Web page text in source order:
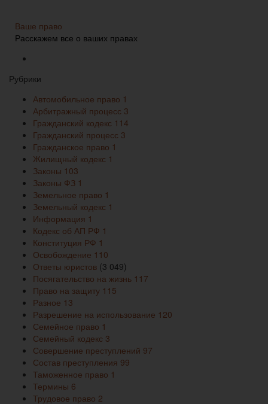
Ваше право
Расскажем все о ваших правах
Рубрики
Автомобильное право 1
Арбитражный процесс 3
Гражданский кодекс 114
Гражданский процесс 3
Гражданское право 1
Жилищный кодекс 1
Законы 103
Законы ФЗ 1
Земельное право 1
Земельный кодекс 1
Информация 1
Кодекс об АП РФ 1
Конституция РФ 1
Освобождение 110
Ответы юристов (3 049)
Посягательство на жизнь 117
Право на защиту 115
Разное 13
Разрешение на использование 120
Семейное право 1
Семейный кодекс 3
Совершение преступлений 97
Состав преступления 99
Таможенное право 1
Термины 6
Трудовое право 2